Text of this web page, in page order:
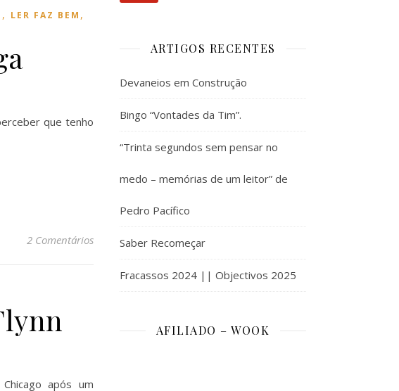
, LER FAZ BEM ,
que tenho
2 Comentários
após um
ARTIGOS RECENTES
Devaneios em Construção
Bingo “Vontades da Tim”.
“Trinta segundos sem pensar no
medo – memórias de um leitor” de
Pedro Pacífico
Saber Recomeçar
Fracassos 2024 || Objectivos 2025
AFILIADO – WOOK